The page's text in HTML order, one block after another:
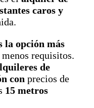
caros y
la opción más
requisitos.
de
con precios de
15 metros